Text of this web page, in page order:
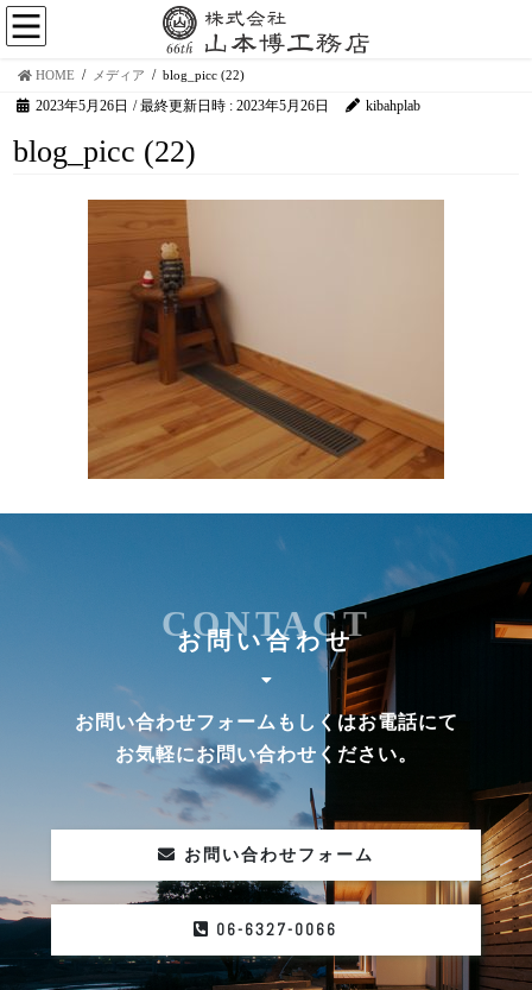
HOME メディア blog_picc (22)
2023年5月26日 / 最終更新日時 :2023年5月26日 kibahplab
blog_picc (22)
お問い合わせ
CONTACT
お問い合わせフォームもしくはお電話にて
お気軽にお問い合わせください。
お問い合わせフォーム
06-6327-0066